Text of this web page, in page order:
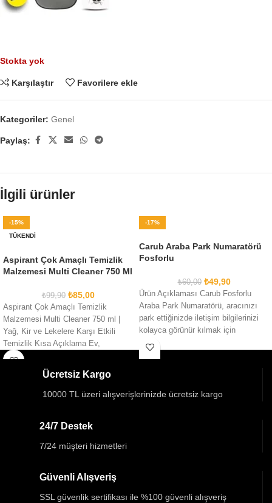
Stokta yok
Karşılaştır Favorilere ekle
Kategoriler: Genel
Paylaş:
İlgili ürünler
-15%
TÜKENDI
Aspirant Çok Amaçlı Temizlik
Malzemesi Multi Cleaner 750 Ml
₺99,90 ₺85,00
Aspirant Çok Amaçlı Temizlik
Malzemesi Multi Cleaner 750 ml |
Yağ, Kir ve Lekelere Karşı Etkili
Temizlik Kısa Açıklama Ev,
-17%
Carub Araba Park Numaratörü
Fosforlu
₺60,00 ₺49,90
Ürün Açıklaması Carub Fosforlu
Araba Park Numaratörü, aracınızı
park ettiğinizde iletişim bilgilerinizi
kolayca görünür kılmak için
tasarlanmış pratik ve şık
Ücretsiz Kargo
10000 TL üzeri alışverişlerinizde ücretsiz kargo
24/7 Destek
7/24 müşteri hizmetleri
Güvenli Alışveriş
SSL güvenlik sertifikası ile %100 güvenli alışveriş